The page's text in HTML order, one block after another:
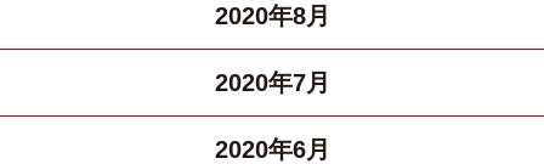
2020年8月
2020年7月
2020年6月